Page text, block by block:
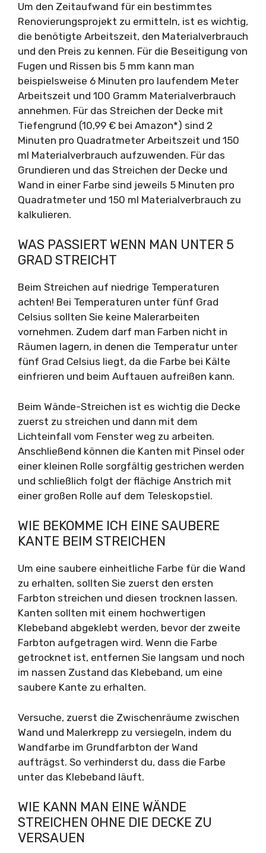
Um den Zeitaufwand für ein bestimmtes
Renovierungsprojekt zu ermitteln, ist es wichtig,
die benötigte Arbeitszeit, den Materialverbrauch
und den Preis zu kennen. Für die Beseitigung von
Fugen und Rissen bis 5 mm kann man
beispielsweise 6 Minuten pro laufendem Meter
Arbeitszeit und 100 Gramm Materialverbrauch
annehmen. Für das Streichen der Decke mit
Tiefengrund (10,99 € bei Amazon*) sind 2
Minuten pro Quadratmeter Arbeitszeit und 150
ml Materialverbrauch aufzuwenden. Für das
Grundieren und das Streichen der Decke und
Wand in einer Farbe sind jeweils 5 Minuten pro
Quadratmeter und 150 ml Materialverbrauch zu
kalkulieren.
WAS PASSIERT WENN MAN UNTER 5
GRAD STREICHT
Beim Streichen auf niedrige Temperaturen
achten! Bei Temperaturen unter fünf Grad
Celsius sollten Sie keine Malerarbeiten
vornehmen. Zudem darf man Farben nicht in
Räumen lagern, in denen die Temperatur unter
fünf Grad Celsius liegt, da die Farbe bei Kälte
einfrieren und beim Auftauen aufreißen kann.
Beim Wände-Streichen ist es wichtig die Decke
zuerst zu streichen und dann mit dem
Lichteinfall vom Fenster weg zu arbeiten.
Anschließend können die Kanten mit Pinsel oder
einer kleinen Rolle sorgfältig gestrichen werden
und schließlich folgt der flächige Anstrich mit
einer großen Rolle auf dem Teleskopstiel.
WIE BEKOMME ICH EINE SAUBERE
KANTE BEIM STREICHEN
Um eine saubere einheitliche Farbe für die Wand
zu erhalten, sollten Sie zuerst den ersten
Farbton streichen und diesen trocknen lassen.
Kanten sollten mit einem hochwertigen
Klebeband abgeklebt werden, bevor der zweite
Farbton aufgetragen wird. Wenn die Farbe
getrocknet ist, entfernen Sie langsam und noch
im nassen Zustand das Klebeband, um eine
saubere Kante zu erhalten.
Versuche, zuerst die Zwischenräume zwischen
Wand und Malerkrepp zu versiegeln, indem du
Wandfarbe im Grundfarbton der Wand
aufträgst. So verhinderst du, dass die Farbe
unter das Klebeband läuft.
WIE KANN MAN EINE WÄNDE
STREICHEN OHNE DIE DECKE ZU
VERSAUEN